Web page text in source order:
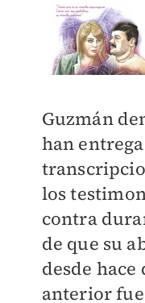
Guzmán
han
los
contra
de que su
desde hace
anterior